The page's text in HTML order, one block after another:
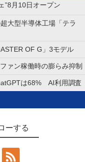
”8月10日オープン
大型半導体工場「テラ
OF G」3モデル
ァン稼働時の膨らみ抑制
は68% AI利用調査
ーする